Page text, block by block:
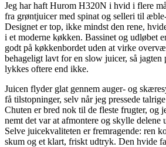
Jeg har haft Hurom H320N i hvid i flere
fra grøntjuicer med spinat og selleri til
Designet er top, ikke mindst den rene,
i et moderne køkken. Bassinet og udløbet
godt på køkkenbordet uden at virke
behageligt lavt for en slow juicer, så jagten
lykkes oftere end ikke.
Juicen flyder glat gennem auger- og
få tilstopninger, selv når jeg pressede
Chuten er bred nok til de fleste frugter, og
nemt det var at afmontere og skylle delene
Selve juicekvaliteten er fremragende: ren
skum og et klart, friskt udtryk. Den hvide